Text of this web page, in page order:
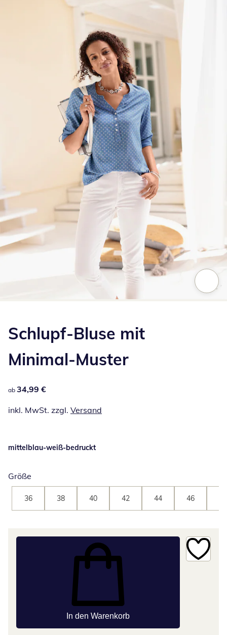
Schlupf-Bluse mit
Minimal-Muster
34,99 €
ab 34,99 €
inkl. MwSt. zzgl. Versand
mittelblau-weiß-bedruckt
Größe
36 38 40 42 44 46
In den Warenkorb